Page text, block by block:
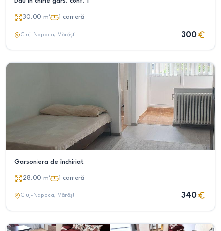
30.00 m² 1 cameră
Cluj-Napoca, Mărăști 300
Garsoniera de închiriat
28.00 m² 1 cameră
Cluj-Napoca, Mărăști 340